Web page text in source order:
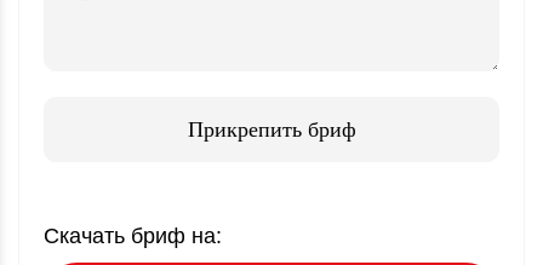
Прикрепить бриф
Скачать бриф на: